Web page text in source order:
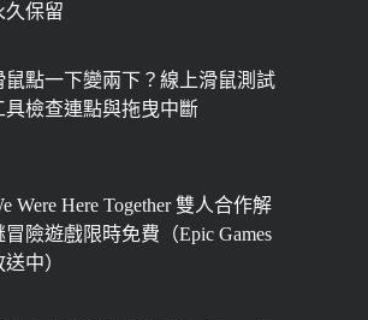
久保留
鼠點一下變兩下？線上滑鼠測試
具檢查連點與拖曳中斷
Were Here Together 雙人合作解
冒險遊戲限時免費（Epic Games
送中）